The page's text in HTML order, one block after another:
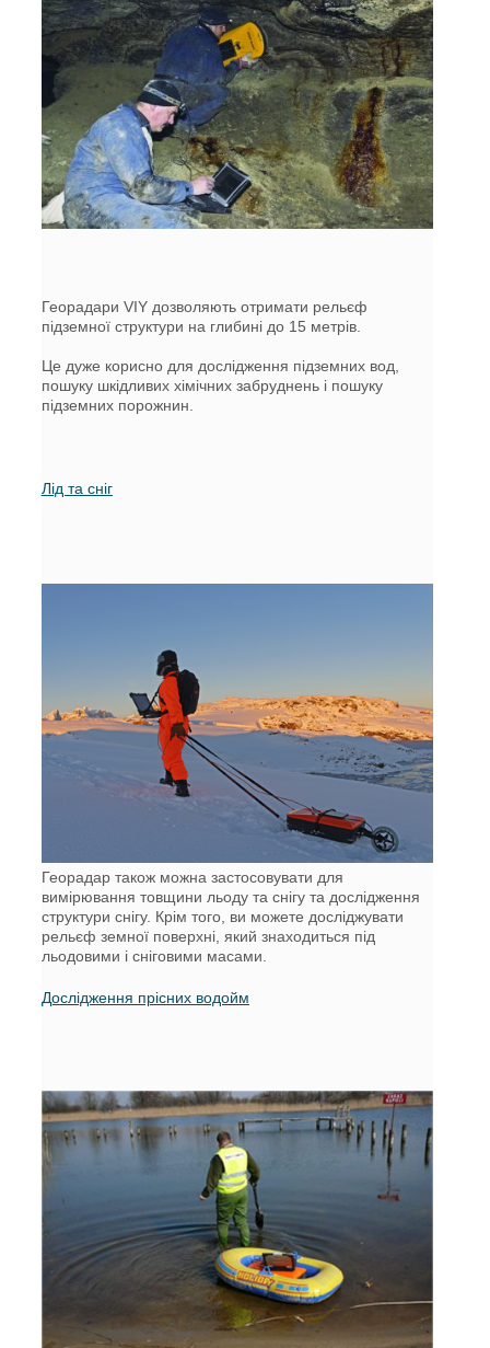
Георадари VIY дозволяють отримати рельєф
підземної структури на глибині до 15 метрів.
Це дуже корисно для дослідження підземних вод,
пошуку шкідливих хімічних забруднень і пошуку
підземних порожнин.
Лід та сніг
Георадар також можна застосовувати для
вимірювання товщини льоду та снігу та дослідження
структури снігу. Крім того, ви можете досліджувати
рельєф земної поверхні, який знаходиться під
льодовими і сніговими масами.
Дослідження прісних водойм